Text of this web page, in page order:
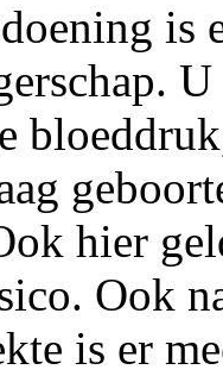
is
hier
Ook
is er